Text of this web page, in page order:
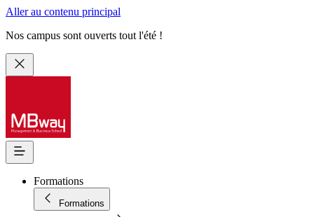
Aller au contenu principal
Nos campus sont ouverts tout l'été !
Formations
Formations